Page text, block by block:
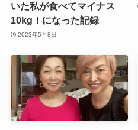
いた私が食べてマイナス
10kg！になった記録
2023年5月8日